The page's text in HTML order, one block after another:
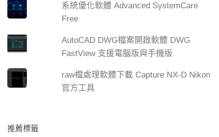
系統優化軟體 Advanced SystemCare
Free
AutoCAD DWG檔案開啟軟體 DWG
FastView 支援電腦版與手機版
raw檔處理軟體下載 Capture NX-D Nikon
官方工具
推薦標籤